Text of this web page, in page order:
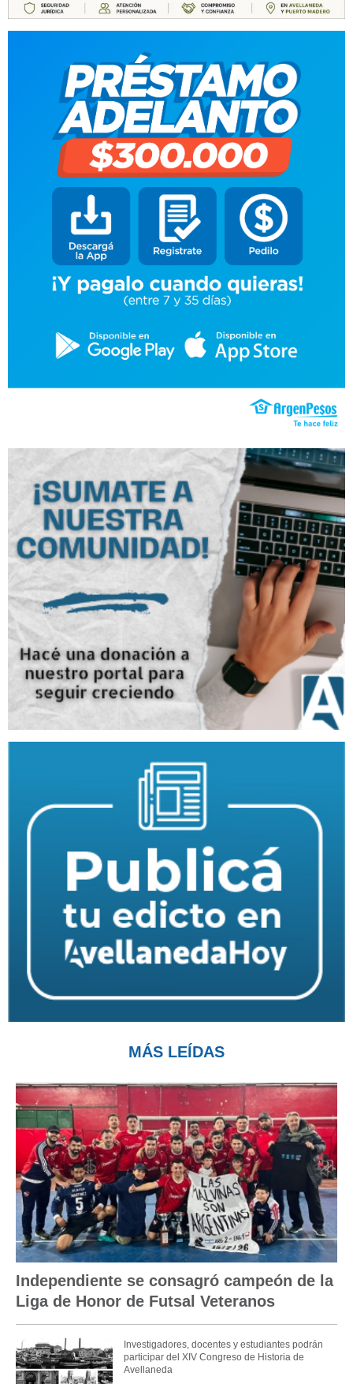
MÁS LEÍDAS
Independiente se consagró campeón de la
Liga de Honor de Futsal Veteranos
Investigadores, docentes y estudiantes podrán
participar del XIV Congreso de Historia de
Avellaneda